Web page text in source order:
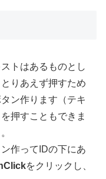
トはあるものとし
りあえず押すため
ン作ります（テキ
押すこともできま
作ってIDの下にあ
をクリックし、